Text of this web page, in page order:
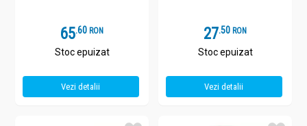
65.6 RON
Stoc epuizat
Vezi detalii
27.5 RON
Stoc epuizat
Vezi detalii